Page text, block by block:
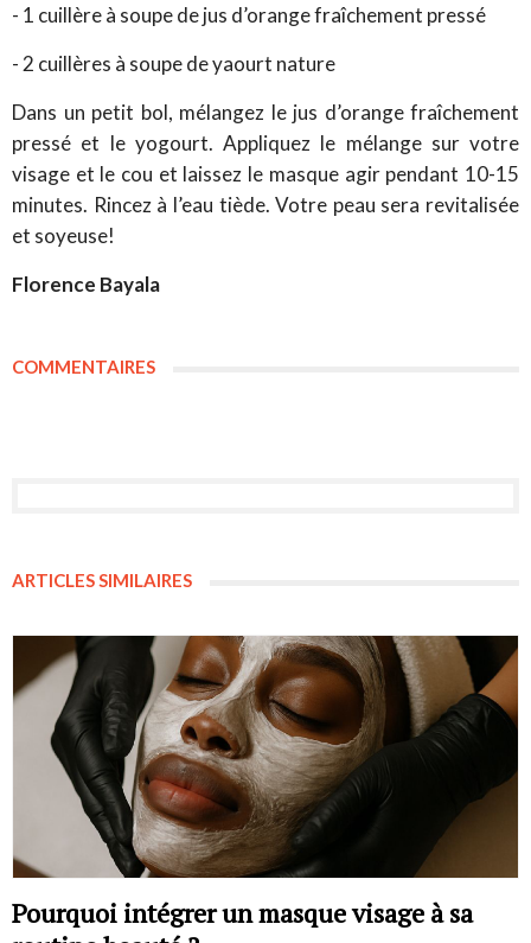
- 1 cuillère à soupe de jus d’orange fraîchement pressé
- 2 cuillères à soupe de yaourt nature
Dans un petit bol, mélangez le jus d’orange fraîchement
pressé et le yogourt. Appliquez le mélange sur votre
visage et le cou et laissez le masque agir pendant 10-15
minutes. Rincez à l’eau tiède. Votre peau sera revitalisée
et soyeuse!
Florence Bayala
COMMENTAIRES
ARTICLES SIMILAIRES
Pourquoi intégrer un masque visage à sa